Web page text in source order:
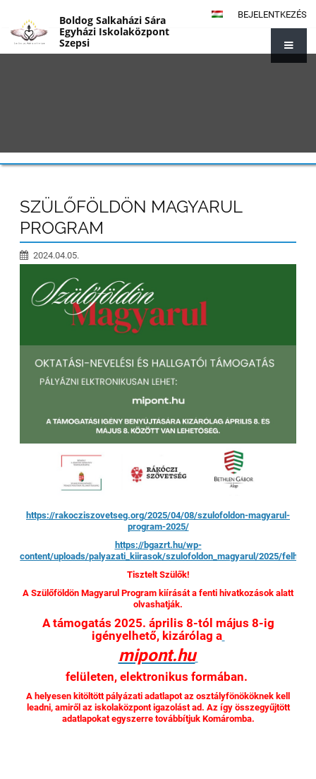
BEJELENTKEZÉS
Boldog Salkaházi Sára
Egyházi Iskolaközpont
Szepsi
SZÜLŐFÖLDÖN MAGYARUL
PROGRAM
2024.04.05.
https://rakocziszovetseg.org/2025/04/08/szulofoldon-magyarul-
program-2025/
https://bgazrt.hu/wp-
content/uploads/palyazati_kiirasok/szulofoldon_magyarul/2025/
Tisztelt Szülők!
A Szülőföldön Magyarul Program kiírását a fenti hivatkozások alatt
olvashatják.
A támogatás 2025. április 8-tól május 8-ig
igényelhető, kizárólag a
mipont.hu
felületen, elektronikus formában.
A helyesen kitöltött pályázati adatlapot az osztályfönököknek kell
leadni, amiről az iskolaközpont igazolást ad. Az így összegyűjtött
adatlapokat egyszerre továbbítjuk Komáromba.